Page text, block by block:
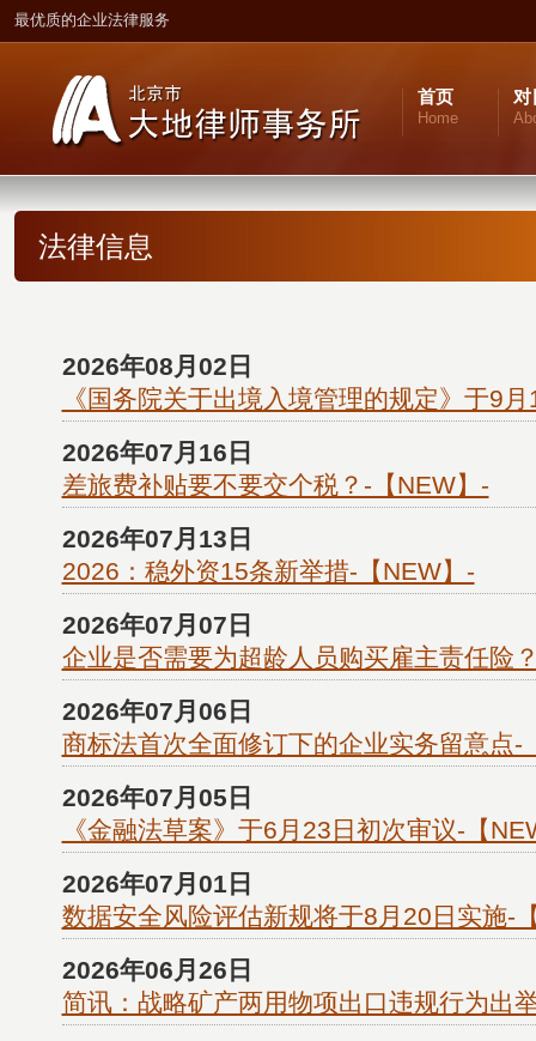
最优质的企业法律服务
首页
Home
法律信息
2026年08月02日
《国务院关于出境入境管理的规定》于9
2026年07月16日
差旅费补贴要不要交个税？-【NEW】-
2026年07月13日
2026：稳外资15条新举措-【NEW】-
2026年07月07日
企业是否需要为超龄人员购买雇主责任险
2026年07月06日
商标法首次全面修订下的企业实务留意点-
2026年07月05日
《金融法草案》于6月23日初次审议-【
2026年07月01日
数据安全风险评估新规将于8月20日实施-
2026年06月26日
简讯：战略矿产两用物项出口违规行为出